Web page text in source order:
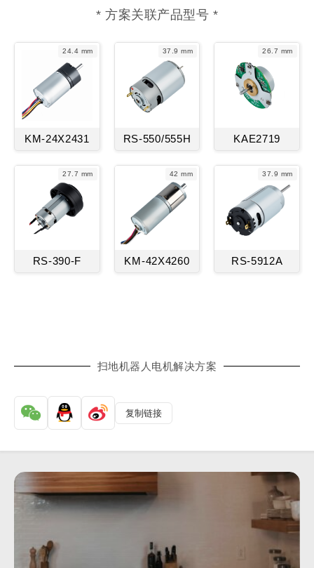
* 方案关联产品型号 *
24.4 mm
KM-24X2431
37.9 mm
RS-550/555H
26.7 mm
KAE2719
27.7 mm
RS-390-F
42 mm
KM-42X4260
37.9 mm
RS-5912A
扫地机器人电机解决方案
复制链接